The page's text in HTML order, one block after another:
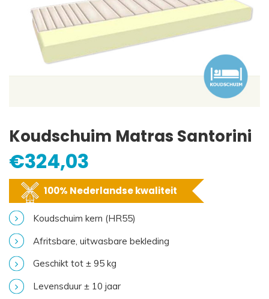
Koudschuim Matras Santorini
€324,03
100% Nederlandse kwaliteit
Koudschuim kern (HR55)
Afritsbare, uitwasbare bekleding
Geschikt tot ± 95 kg
Levensduur ± 10 jaar